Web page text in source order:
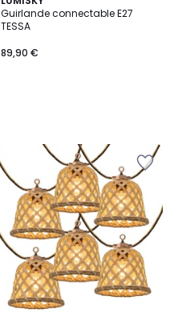
Guirlande connectable E27
TESSA
89,90 €